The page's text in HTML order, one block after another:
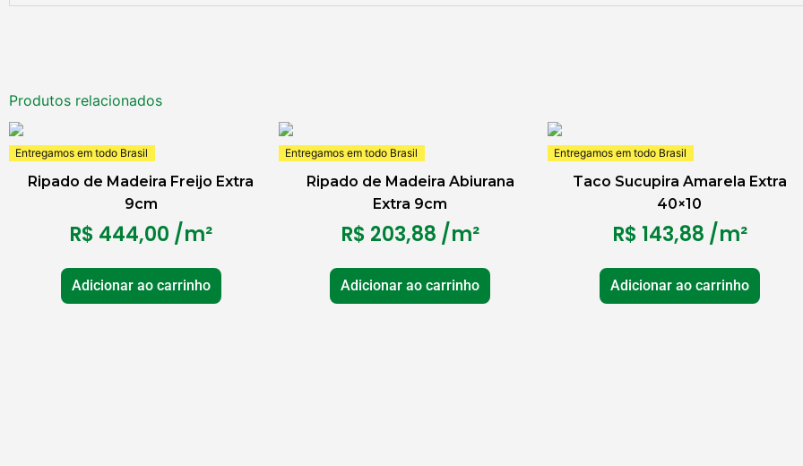
Produtos relacionados
Entregamos em todo Brasil
Ripado de Madeira Freijo Extra
9cm
R$ 444,00 /m²
Adicionar ao carrinho
Entregamos em todo Brasil
Ripado de Madeira Abiurana
Extra 9cm
R$ 203,88 /m²
Adicionar ao carrinho
Entregamos em todo Brasil
Taco Sucupira Amarela Extra
40×10
R$ 143,88 /m²
Adicionar ao carrinho